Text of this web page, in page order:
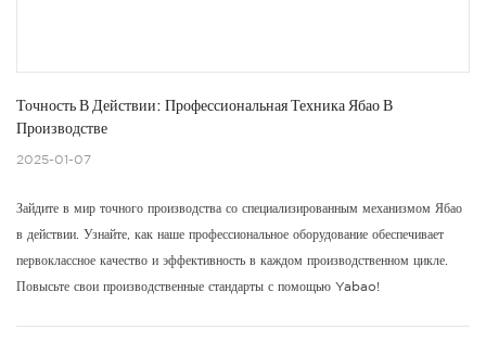
Точность В Действии: Профессиональная Техника Ябао В
Производстве
2025-01-07
Зайдите в мир точного производства со специализированным механизмом Ябао
в действии. Узнайте, как наше профессиональное оборудование обеспечивает
первоклассное качество и эффективность в каждом производственном цикле.
Повысьте свои производственные стандарты с помощью Yabao!